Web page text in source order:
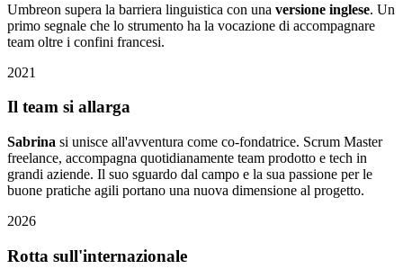
Umbreon supera la barriera linguistica con una versione inglese. Un
primo segnale che lo strumento ha la vocazione di accompagnare
team oltre i confini francesi.
2021
Il team si allarga
Sabrina si unisce all'avventura come co-fondatrice. Scrum Master
freelance, accompagna quotidianamente team prodotto e tech in
grandi aziende. Il suo sguardo dal campo e la sua passione per le
buone pratiche agili portano una nuova dimensione al progetto.
2026
Rotta sull'internazionale